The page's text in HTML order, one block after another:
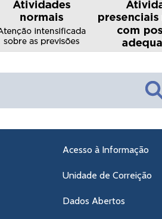
Acesso à Informação
Unidade de Correição
Dados Abertos